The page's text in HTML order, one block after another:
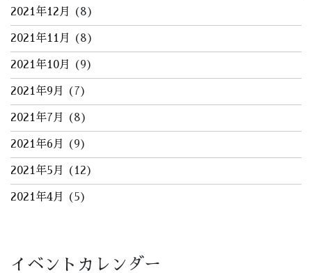
2021年12月 (8)
2021年11月 (8)
2021年10月 (9)
2021年9月 (7)
2021年7月 (8)
2021年6月 (9)
2021年5月 (12)
2021年4月 (5)
イベントカレンダー